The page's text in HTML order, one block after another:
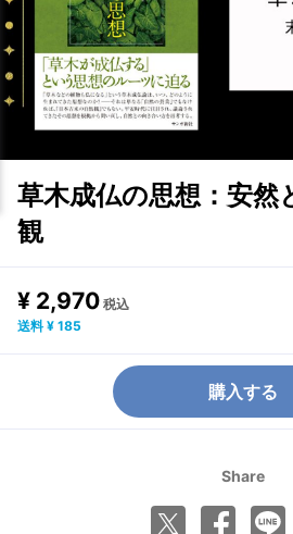
草木成仏の思想：安然
観
¥ 2,970 税込
送料 ¥ 185
購入する
Share